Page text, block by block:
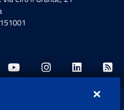
nuova finestra
una nuova finestra
Apre una nuova
Youtube: Apre una
Instagram: